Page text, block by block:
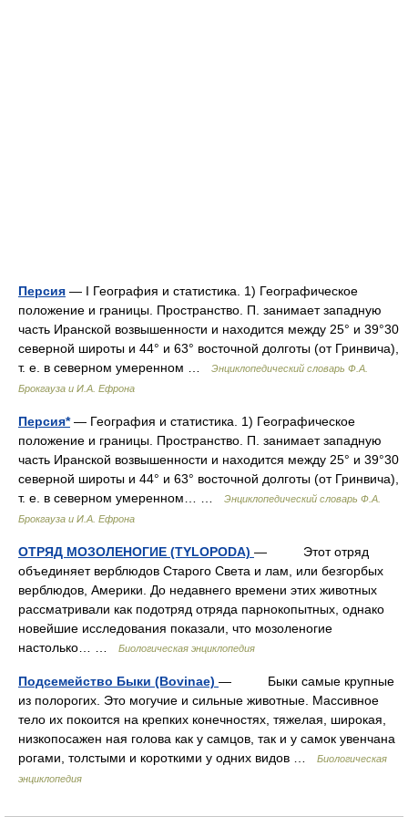
Персия — I География и статистика. 1) Географическое
положение и границы. Пространство. П. занимает западную
часть Иранской возвышенности и находится между 25° и 39°30
северной широты и 44° и 63° восточной долготы (от Гринвича),
т. е. в северном умеренном …
Энциклопедический словарь Ф.А.
Брокгауза и И.А. Ефрона
Персия*— География и статистика. 1) Географическое
положение и границы. Пространство. П. занимает западную
часть Иранской возвышенности и находится между 25° и 39°30
северной широты и 44° и 63° восточной долготы (от Гринвича),
т. е. в северном умеренном… …
Энциклопедический словарь Ф.А.
Брокгауза и И.А. Ефрона
ОТРЯД МОЗОЛЕНОГИЕ (TYLOPODA) — Этот отряд
объединяет верблюдов Старого Света и лам, или безгорбых
верблюдов, Америки. До недавнего времени этих животных
рассматривали как подотряд отряда парнокопытных, однако
новейшие исследования показали, что мозоленогие
настолько… …
Биологическая энциклопедия
Подсемейство Быки (Bovinae) — Быки самые крупные
из полорогих. Это могучие и сильные животные. Массивное
тело их покоится на крепких конечностях, тяжелая, широкая,
низкопосажен ная голова как у самцов, так и у самок увенчана
рогами, толстыми и короткими у одних видов …
Биологическая
энциклопедия